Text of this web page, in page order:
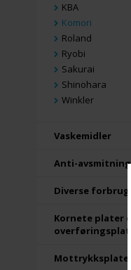
KBA
Komori
Roland
Ryobi
Sakurai
Shinohara
Winkler
Vaskemidler
Anti-avsmitning
Diverse
Kornete plater
Mottrykksplater